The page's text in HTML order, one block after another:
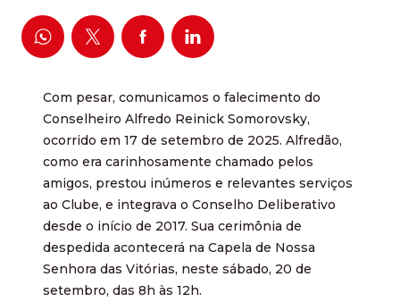
Com pesar, comunicamos o falecimento do
Conselheiro Alfredo Reinick Somorovsky,
ocorrido em 17 de setembro de 2025. Alfredão,
como era carinhosamente chamado pelos
amigos, prestou inúmeros e relevantes serviços
ao Clube, e integrava o Conselho Deliberativo
desde o início de 2017. Sua cerimônia de
despedida acontecerá na Capela de Nossa
Senhora das Vitórias, neste sábado, 20 de
setembro, das 8h às 12h.